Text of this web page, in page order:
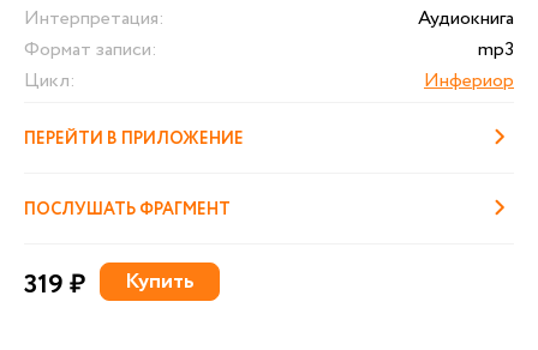
Интерпретация:
Аудиокнига
Формат записи:
mp3
Цикл:
Инфериор
ПЕРЕЙТИ В ПРИЛОЖЕНИЕ
ПОСЛУШАТЬ ФРАГМЕНТ
319 ₽ Купить